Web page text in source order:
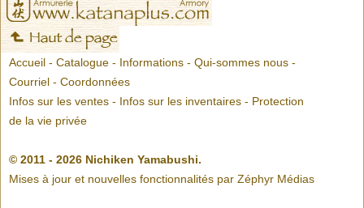
Accueil - Catalogue - Informations - Qui-sommes nous -
Courriel - Coordonnées
Infos sur les ventes - Infos sur les inventaires - Protection
de la vie privée
© 2011 - 2026 Nichiken Yamabushi.
Mises à jour et nouvelles fonctionnalités par Zéphyr Médias